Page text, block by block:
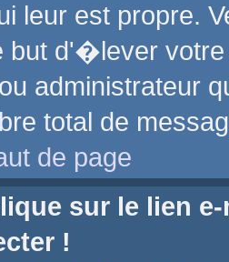
leur est propre.
but d'�lever
administrateur
total de
de page
sur le lien
!